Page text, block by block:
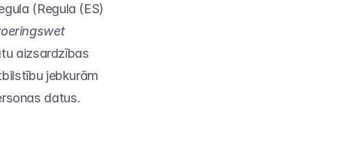
(Regula (ES)
aizsardzības
jebkurām
datus.